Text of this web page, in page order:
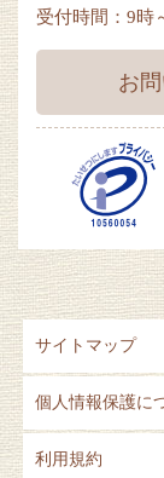
受付時間：9時
お
サイトマップ
個人情報保護に
利用規約